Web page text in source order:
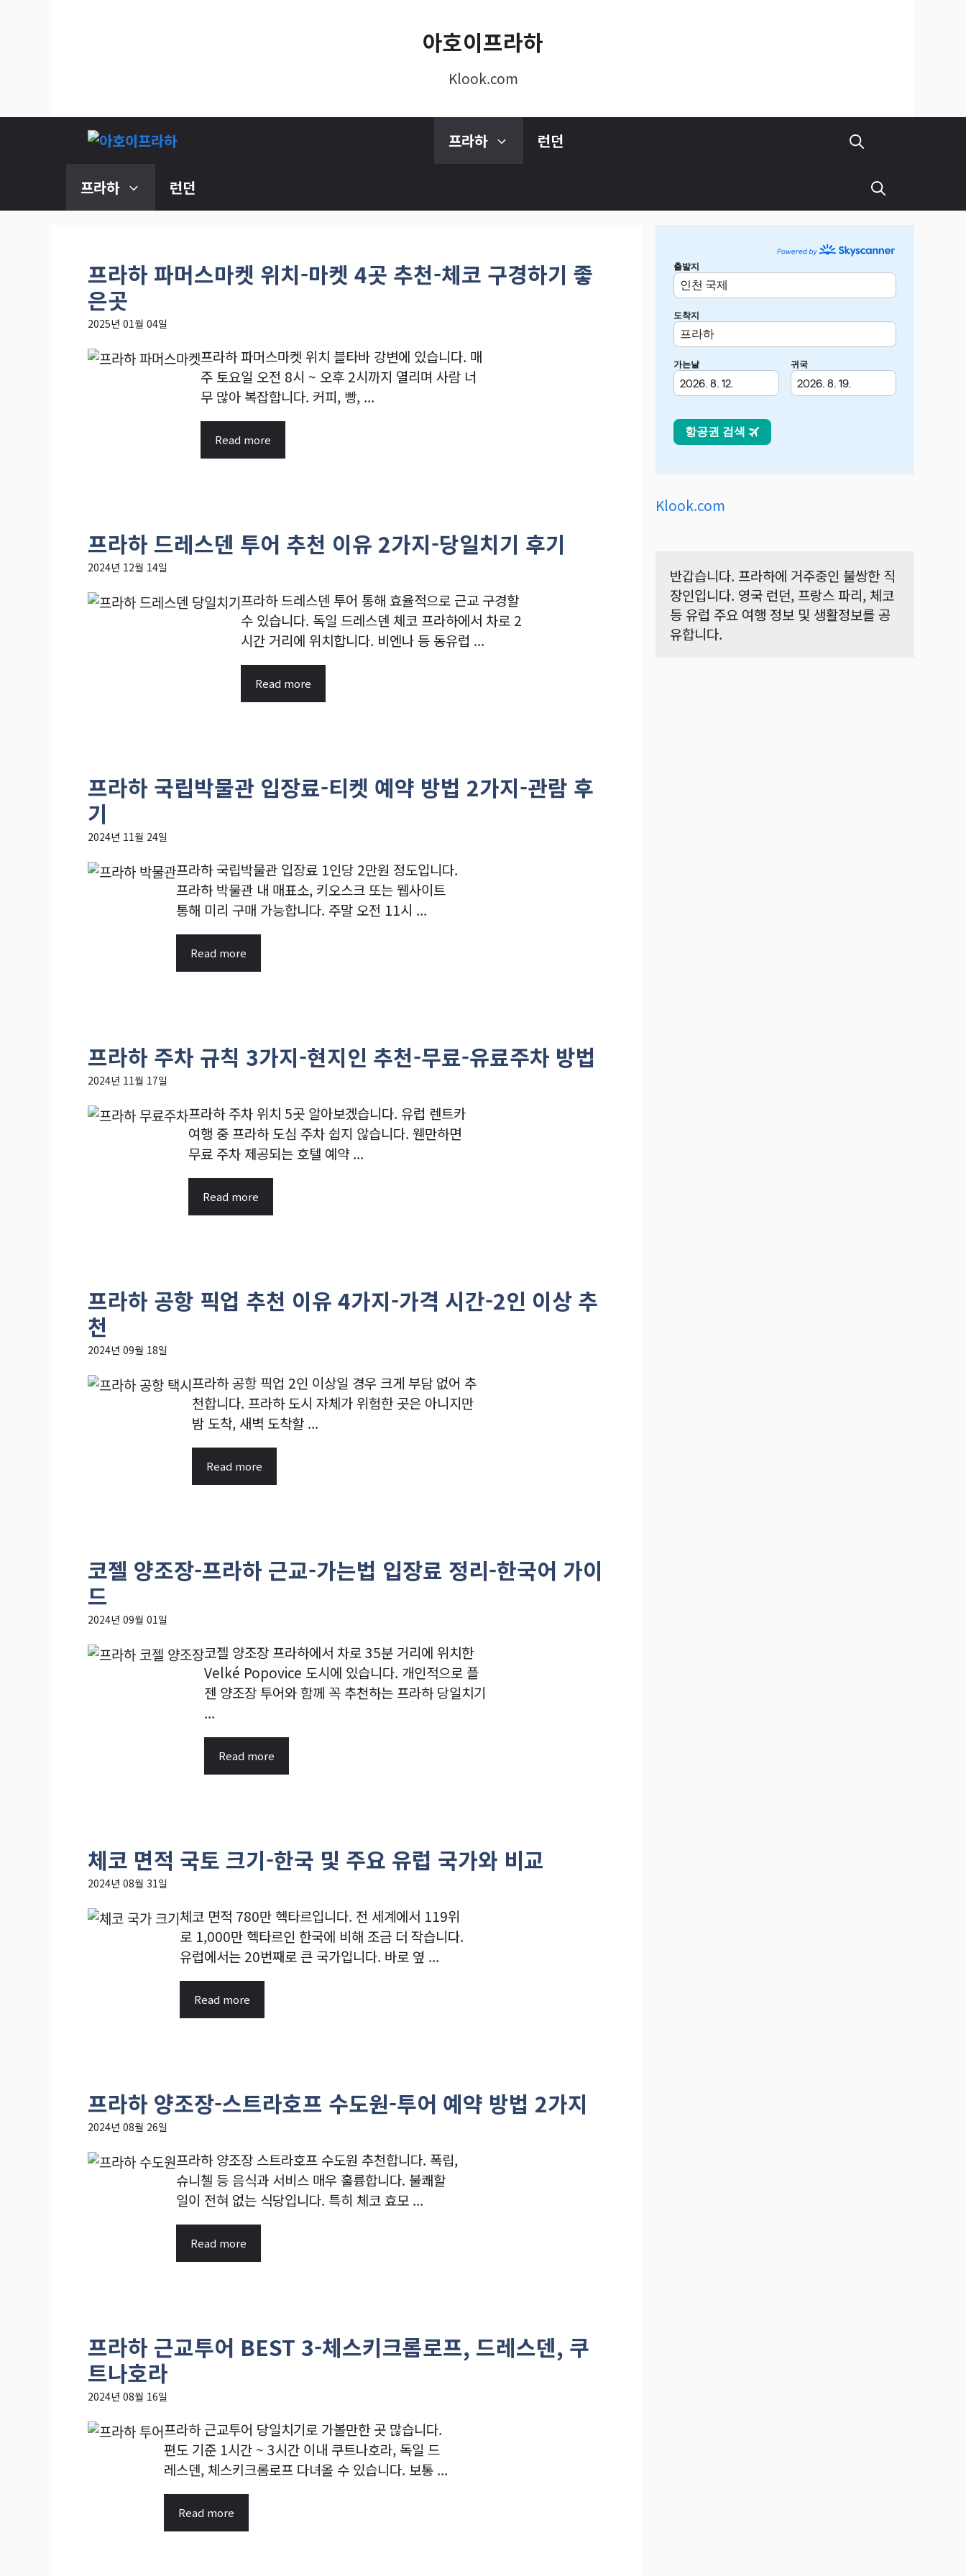
아호이프라하
Klook.com
프라하 런던
프라하 런던
프라하 파머스마켓 위치-마켓 4곳 추천-체코 구경하기 좋
은곳
2025년 01월 04일
프라하 파머스마켓 위치 블타바 강변에 있습니다. 매
주 토요일 오전 8시 ~ 오후 2시까지 열리며 사람 너
무 많아 복잡합니다. 커피, 빵, ...
Read more
프라하 드레스덴 투어 추천 이유 2가지-당일치기 후기
2024년 12월 14일
프라하 드레스덴 투어 통해 효율적으로 근교 구경할
수 있습니다. 독일 드레스덴 체코 프라하에서 차로 2
시간 거리에 위치합니다. 비엔나 등 동유럽 ...
Read more
프라하 국립박물관 입장료-티켓 예약 방법 2가지-관람 후
기
2024년 11월 24일
프라하 국립박물관 입장료 1인당 2만원 정도입니다.
프라하 박물관 내 매표소, 키오스크 또는 웹사이트
통해 미리 구매 가능합니다. 주말 오전 11시 ...
Read more
프라하 주차 규칙 3가지-현지인 추천-무료-유료주차 방법
2024년 11월 17일
프라하 주차 위치 5곳 알아보겠습니다. 유럽 렌트카
여행 중 프라하 도심 주차 쉽지 않습니다. 웬만하면
무료 주차 제공되는 호텔 예약 ...
Read more
프라하 공항 픽업 추천 이유 4가지-가격 시간-2인 이상 추
천
2024년 09월 18일
프라하 공항 픽업 2인 이상일 경우 크게 부담 없어 추
천합니다. 프라하 도시 자체가 위험한 곳은 아니지만
밤 도착, 새벽 도착할 ...
Read more
코젤 양조장-프라하 근교-가는법 입장료 정리-한국어 가이
드
2024년 09월 01일
코젤 양조장 프라하에서 차로 35분 거리에 위치한
Velké Popovice 도시에 있습니다. 개인적으로 플
젠 양조장 투어와 함께 꼭 추천하는 프라하 당일치기
...
Read more
체코 면적 국토 크기-한국 및 주요 유럽 국가와 비교
2024년 08월 31일
체코 면적 780만 헥타르입니다. 전 세계에서 119위
로 1,000만 헥타르인 한국에 비해 조금 더 작습니다.
유럽에서는 20번째로 큰 국가입니다. 바로 옆 ...
Read more
프라하 양조장-스트라호프 수도원-투어 예약 방법 2가지
2024년 08월 26일
프라하 양조장 스트라호프 수도원 추천합니다. 폭립,
슈니첼 등 음식과 서비스 매우 훌륭합니다. 불쾌할
일이 전혀 없는 식당입니다. 특히 체코 효모 ...
Read more
프라하 근교투어 BEST 3-체스키크롬로프, 드레스덴, 쿠
트나호라
2024년 08월 16일
프라하 근교투어 당일치기로 가볼만한 곳 많습니다.
편도 기준 1시간 ~ 3시간 이내 쿠트나호라, 독일 드
레스덴, 체스키크롬로프 다녀올 수 있습니다. 보통 ...
Read more
Klook.com
반갑습니다. 프라하에 거주중인 불쌍한 직
장인입니다. 영국 런던, 프랑스 파리, 체코
등 유럽 주요 여행 정보 및 생활정보를 공
유합니다.